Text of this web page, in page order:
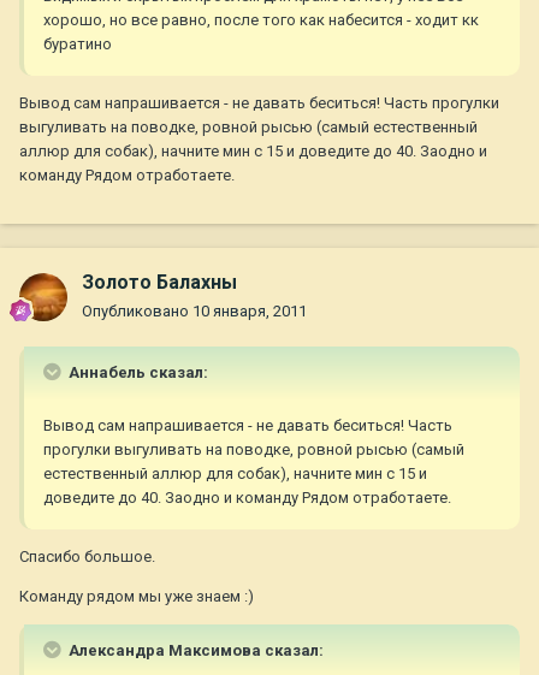
хорошо, но все равно, после того как набесится - ходит кк
буратино
Вывод сам напрашивается - не давать беситься! Часть прогулки
выгуливать на поводке, ровной рысью (самый естественный
аллюр для собак), начните мин с 15 и доведите до 40. Заодно и
команду Рядом отработаете.
Золото Балахны
Опубликовано 10 января, 2011
Aннaбель сказал:
Вывод сам напрашивается - не давать беситься! Часть
прогулки выгуливать на поводке, ровной рысью (самый
естественный аллюр для собак), начните мин с 15 и
доведите до 40. Заодно и команду Рядом отработаете.
Спасибо большое.
Команду рядом мы уже знаем :)
Александра Максимова сказал: